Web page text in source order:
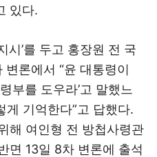
있다.
시’를 두고 홍장원 전 국
론에서 “윤 대통령이
부를 도우라’고 말했느
게 기억한다”고 답했다.
해 여인형 전 방첩사령관
면 13일 8차 변론에 출석